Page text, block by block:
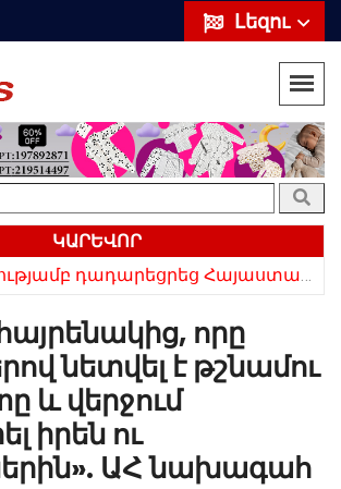
Լեզու
ԿԱՐԵՎՈՐ
որը
նետվել է թշնամու
և վերջում
իրեն ու
ԱՀ նախագահ